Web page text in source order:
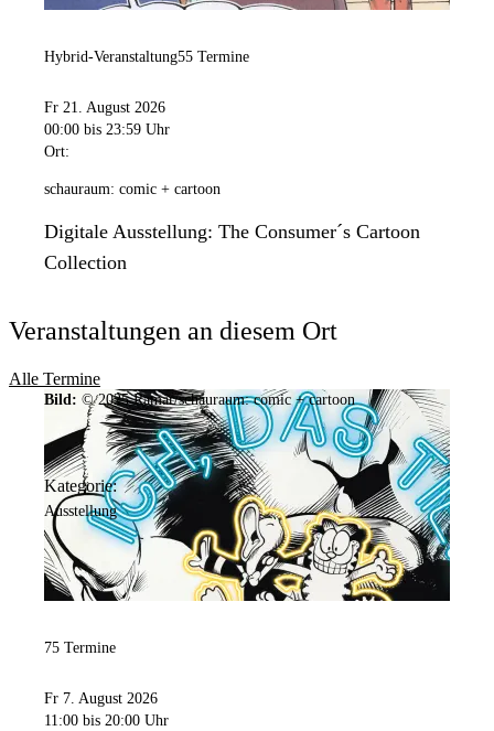
Hybrid-Veranstaltung55 Termine
Fr 21. August 2026
00:00 bis 23:59 Uhr
Ort:
schauraum: comic + cartoon
Digitale Ausstellung: The Consumer´s Cartoon
Collection
Veranstaltungen an diesem Ort
Alle Termine
Bild: © 2025 Ramar/schauraum: comic + cartoon
Kategorie:
Ausstellung
75 Termine
Fr 7. August 2026
11:00 bis 20:00 Uhr